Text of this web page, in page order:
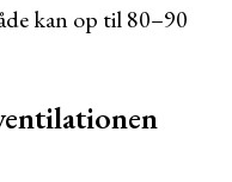
kan op til 80–90